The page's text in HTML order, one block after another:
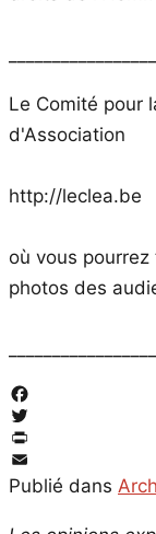
Le Comité pour
d'Association
http://leclea.be
où vous
photos des
Facebook
Twitter
PrintFriendly
Email
Publié dans